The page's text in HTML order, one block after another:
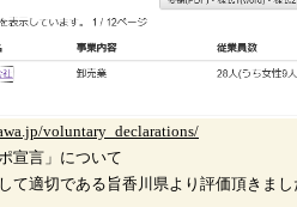
voluntary_declarations/
宣言」について
て適切である旨香川県より評価頂きまし